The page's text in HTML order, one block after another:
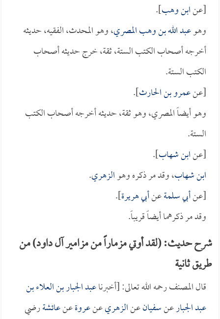
[عنابن وهب].
وهوعبد الله بن وهب المصري، وهو المحدث، الفقيه، حديثه
أخرجه أصحاب الكتب الستة، ثقة، خرج حديثه أصحاب
الكتب الستة.
[عنعمرو بن الحارث].
وهو أيضاً المصري، وهو ثقة، حديثه أخرجه أصحاب الكتب
الستة.
[عنابن شهاب].
ابن شهاب، وقد مر ذكره وهوالزهري.
[عنأبي سلمةعنأبي هريرة].
وقد مر ذكرهما أيضاً قريباً.
شرح حديث: (لقد أوتي مزماراً من مزامير آل داود) من
طريق ثانية
قال المصنف رحمه الله تعالى: [أخبرناعبد الجبار بن العلاء بن
عبد الجبارعنسفيانعنالزهريعنعروةعنعائشةرضي